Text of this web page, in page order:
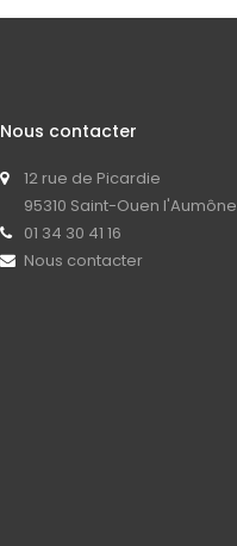
Nous contacter
12 rue de Picardie
95310 Saint-Ouen l'Aumône
01 34 30 41 16
Nous contacter